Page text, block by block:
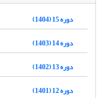
دوره 15 (1404)
دوره 14 (1403)
دوره 13 (1402)
دوره 12 (1401)